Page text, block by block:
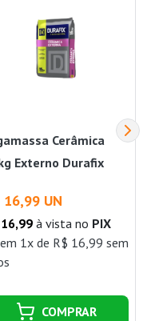
Cerâmica
Externo Durafix
16,99 UN
à vista no PIX
em 1x de R$ 16,99 sem
COMPRAR